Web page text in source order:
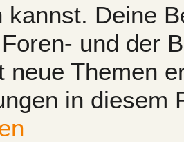
kannst. Deine
und der
neue Themen
in diesem